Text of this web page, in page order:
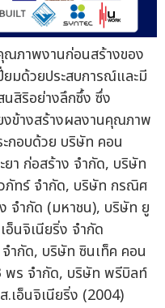
ณภาพงานก่อนสร้างของ
มด้วยประสบการณ์และมี
นสิริอย่างลึกซึ้ง ซึ่ง
ข้างสร้างผลงานคุณภาพ
กอบด้วย บริษัท คอน
า ก่อสร้าง จำกัด, บริษัท
ภัทร์ จำกัด, บริษัท กรณิศ
จำกัด (มหาชน), บริษัท ยู
อ็นจิเนียริ่ง จำกัด
ำกัด, บริษัท ซินเท็ค คอน
พร จำกัด, บริษัท พรีบิลท์
เอ็นจิเนียริ่ง (2004)